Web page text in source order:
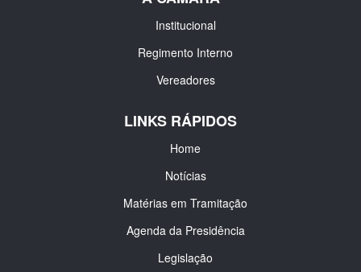
Institucional
Regimento Interno
Vereadores
LINKS RÁPIDOS
Home
Notícias
Matérias em Tramitação
Agenda da Presidência
Legislação